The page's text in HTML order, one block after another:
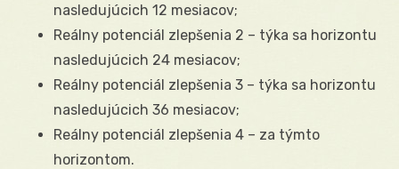
nasledujúcich 12 mesiacov;
Reálny potenciál zlepšenia 2 – týka sa horizontu
nasledujúcich 24 mesiacov;
Reálny potenciál zlepšenia 3 – týka sa horizontu
nasledujúcich 36 mesiacov;
Reálny potenciál zlepšenia 4 – za týmto
horizontom.